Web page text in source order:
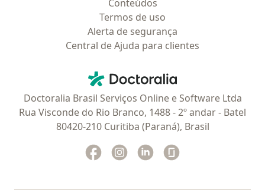
Conteúdos
Termos de uso
Alerta de segurança
Central de Ajuda para clientes
Doctoralia - Homepage
Doctoralia Brasil Serviços Online e Software Ltda
Rua Visconde do Rio Branco, 1488 - 2º andar - Batel
80420-210 Curitiba (Paraná), Brasil
Facebook
abre num novo separador
Instagram
abre num novo separador
Linkedin
abre num novo